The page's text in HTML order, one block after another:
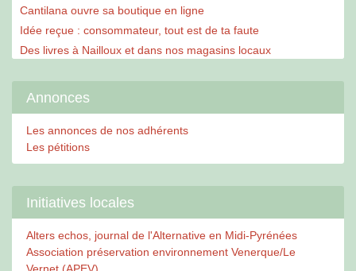
Cantilana ouvre sa boutique en ligne
Idée reçue : consommateur, tout est de ta faute
Des livres à Nailloux et dans nos magasins locaux
Annonces
Les annonces de nos adhérents
Les pétitions
Initiatives locales
Alters echos, journal de l'Alternative en Midi-Pyrénées
Association préservation environnement Venerque/Le
Vernet (APEV)